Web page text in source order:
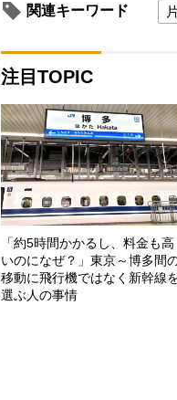
関連キーワード
注目TOPIC
「約5時間かかるし、料金も高
いのになぜ？」東京～博多間
移動に飛行機ではなく新幹線
選ぶ人の事情